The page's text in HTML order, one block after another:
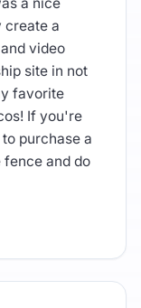
create a
video
site in not
favorite
If you're
purchase a
and do